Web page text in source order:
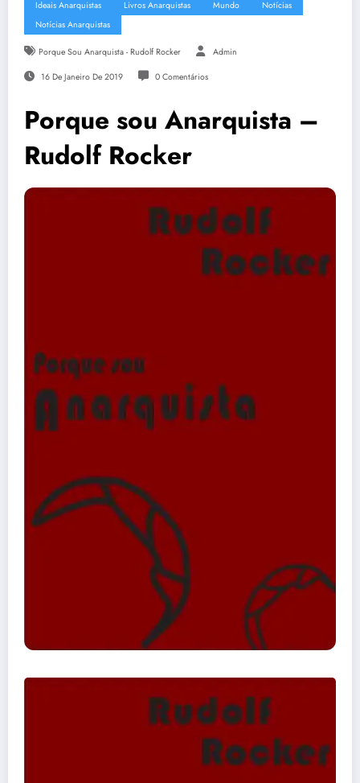
Ideais Anarquistas Livros Anarquistas Mundo
Notícias
Notícias Anarquistas
Porque Sou Anarquista - Rudolf Rocker Admin
16 De Janeiro De 2019 0 Comentários
Porque sou Anarquista –
Rudolf Rocker